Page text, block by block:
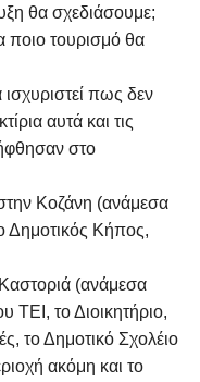
θα σχεδιάσουμε;
ποιο τουρισμό θα
πως δεν
αυτά και τις
στο
Κοζάνη (ανάμεσα
Δημοτικός Κήπος,
(ανάμεσα
ΤΕΙ, το Διοικητήριο,
το Δημοτικό Σχολέιο
ακόμη και το